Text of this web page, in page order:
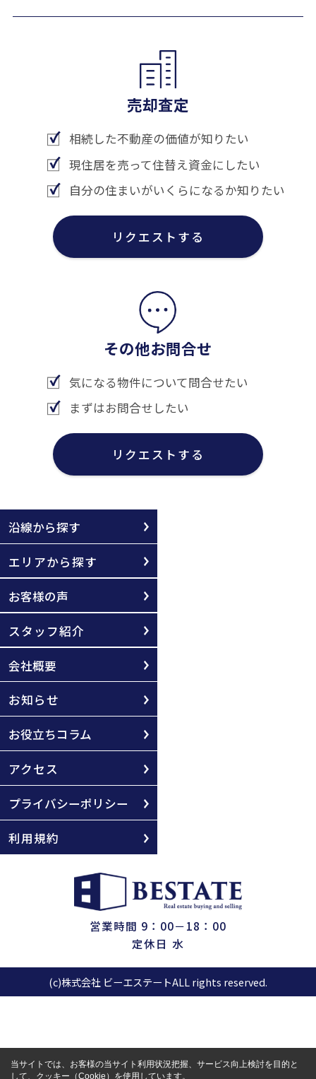
売却査定
相続した不動産の価値が知りたい
現住居を売って住替え資金にしたい
自分の住まいがいくらになるか知りたい
リクエストする
その他お問合せ
気になる物件について問合せたい
まずはお問合せしたい
リクエストする
沿線から探す
エリアから探す
お客様の声
スタッフ紹介
会社概要
お知らせ
お役立ちコラム
アクセス
プライバシーポリシー
利用規約
営業時間 9：00－18：00
定休日 水
(c)株式会社 ビーエステートALL rights reserved.
当サイトでは、お客様の当サイト利用状況把握、サービス向上検討を目的と
して、クッキー（Cookie）を使用しています。